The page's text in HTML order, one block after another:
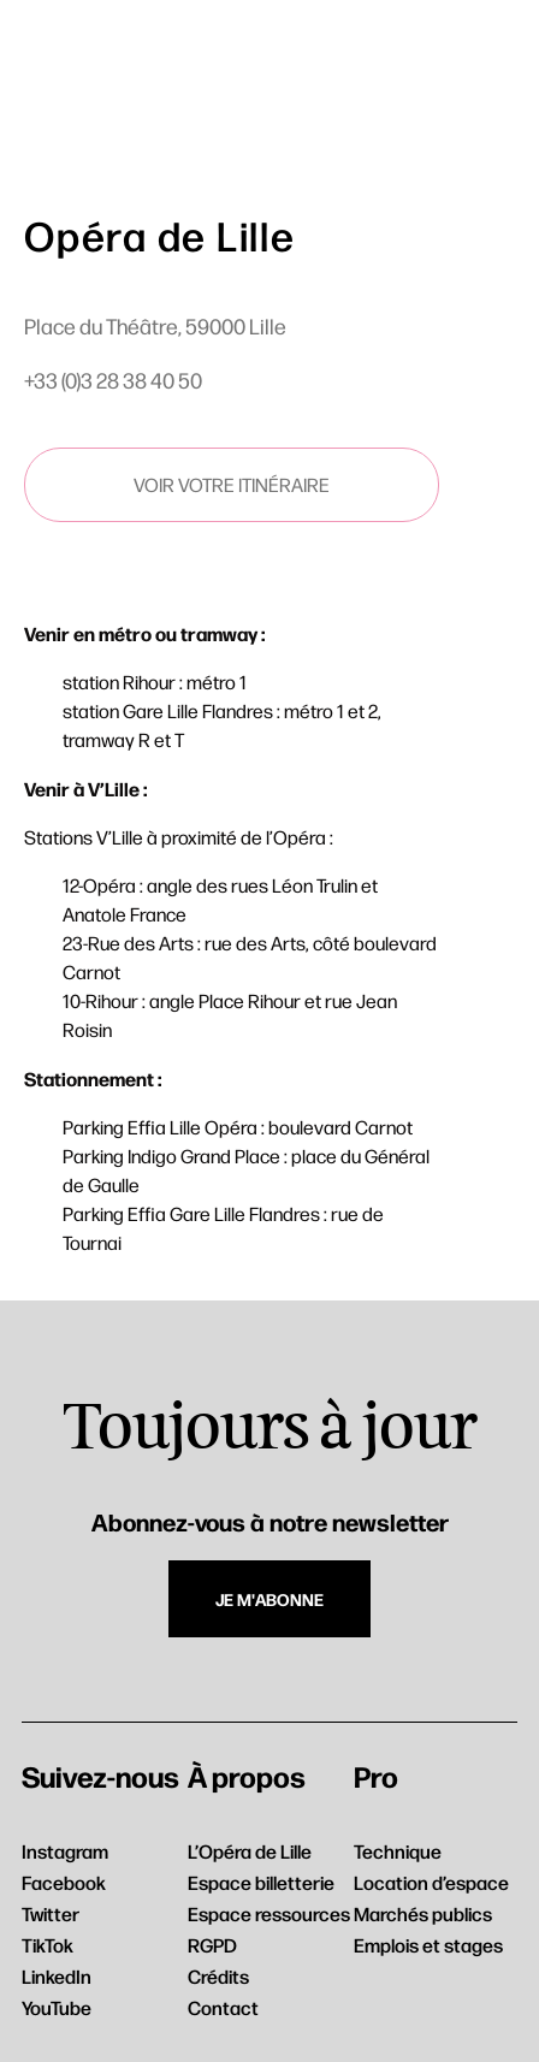
Opéra de Lille
Place du Théâtre, 59000 Lille
+33 (0)3 28 38 40 50
VOIR VOTRE ITINÉRAIRE
Venir en métro ou tramway :
station Rihour : métro 1
station Gare Lille Flandres : métro 1 et 2,
tramway R et T
Venir à V’Lille :
Stations V’Lille à proximité de l’Opéra :
12-Opéra : angle des rues Léon Trulin et
Anatole France
23-Rue des Arts : rue des Arts, côté boulevard
Carnot
10-Rihour : angle Place Rihour et rue Jean
Roisin
Stationnement :
Parking Effia Lille Opéra : boulevard Carnot
Parking Indigo Grand Place : place du Général
de Gaulle
Parking Effia Gare Lille Flandres : rue de
Tournai
Toujours à jour
Abonnez-vous à notre newsletter
JE M'ABONNE
Suivez-nous
Instagram
Facebook
Twitter
TikTok
LinkedIn
YouTube
À propos
L’Opéra de Lille
Espace billetterie
Espace ressources
RGPD
Crédits
Contact
Pro
Technique
Location d’espace
Marchés publics
Emplois et stages